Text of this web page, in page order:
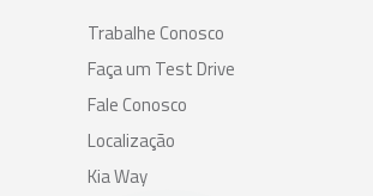
Trabalhe Conosco
Faça um Test Drive
Fale Conosco
Localização
Kia Way